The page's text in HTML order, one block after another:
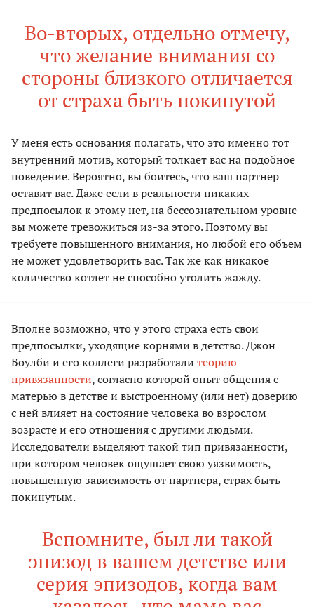
Во-вторых, отдельно отмечу,
что желание внимания со
стороны близкого отличается
от страха быть покинутой
У меня есть основания полагать, что это именно тот
внутренний мотив, который толкает вас на подобное
поведение. Вероятно, вы боитесь, что ваш партнер
оставит вас. Даже если в реальности никаких
предпосылок к этому нет, на бессознательном уровне
вы можете тревожиться из-за этого. Поэтому вы
требуете повышенного внимания, но любой его объем
не может удовлетворить вас. Так же как никакое
количество котлет не способно утолить жажду.
Вполне возможно, что у этого страха есть свои
предпосылки, уходящие корнями в детство. Джон
Боулби и его коллеги разработали теорию
привязанности, согласно которой опыт общения с
матерью в детстве и выстроенному (или нет) доверию
с ней влияет на состояние человека во взрослом
возрасте и его отношения с другими людьми.
Исследователи выделяют такой тип привязанности,
при котором человек ощущает свою уязвимость,
повышенную зависимость от партнера, страх быть
покинутым.
Вспомните, был ли такой
эпизод в вашем детстве или
серия эпизодов, когда вам